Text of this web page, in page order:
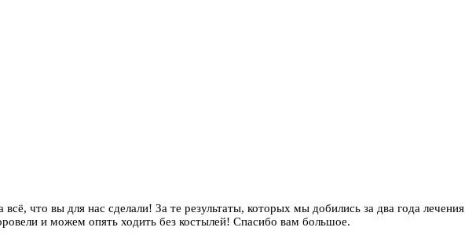
что вы для нас сделали! За те результаты, которых мы добились за два года
и можем опять ходить без костылей! Спасибо вам большое.